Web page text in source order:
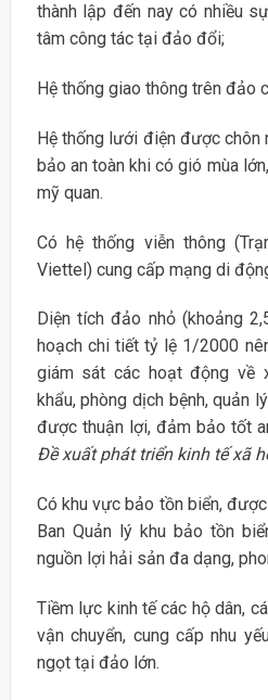
thành lập đến nay có nhiều
tâm công tác tại đảo đổi;
Hệ thống giao thông trên đảo
Hệ thống lưới điện được
bảo an toàn khi có gió mùa
mỹ quan.
Có hệ thống viễn thông
Viettel) cung cấp mạng di
Diện tích đảo nhỏ (khoảng
hoạch chi tiết tỷ lệ 1/2000
giám sát các hoạt động về
khẩu, phòng dịch bệnh, quản
được thuận lợi, đảm bảo tốt
Đề xuất phát triển kinh tế xã
Có khu vực bảo tồn biển,
Ban Quản lý khu bảo tồn
nguồn lợi hải sản đa dạng,
Tiềm lực kinh tế các hộ dân,
vận chuyển, cung cấp nhu
ngọt tại đảo lớn.